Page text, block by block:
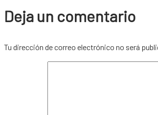
Deja un comentario
Tu dirección de correo electrónico no será